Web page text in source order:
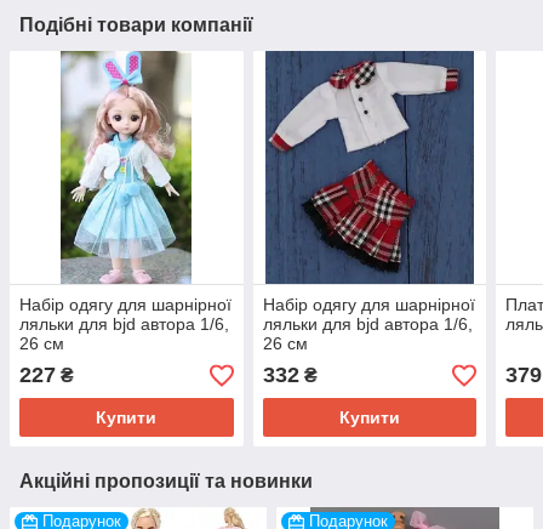
Подібні товари компанії
Набір одягу для шарнірної
ляльки для bjd автора 1/6,
26 см
227 ₴
Купити
Набір одягу для шарнірної
ляльки для bjd автора 1/6,
26 см
332₴
Купити
379
Акційні пропозиції та новинки
Подарунок Подарунок